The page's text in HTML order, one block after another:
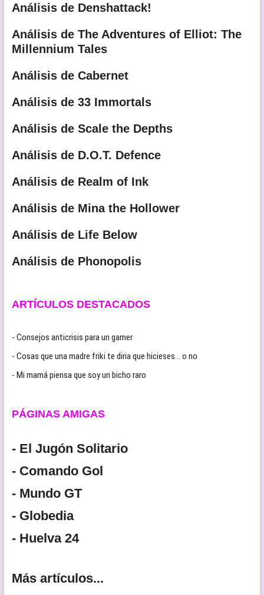
Análisis de Denshattack!
Análisis de The Adventures of Elliot: The
Millennium Tales
Análisis de Cabernet
Análisis de 33 Immortals
Análisis de Scale the Depths
Análisis de D.O.T. Defence
Análisis de Realm of Ink
Análisis de Mina the Hollower
Análisis de Life Below
Análisis de Phonopolis
ARTÍCULOS DESTACADOS
- Consejos anticrisis para un gamer
- Cosas que una madre friki te diria que hicieses… o no
- Mi mamá piensa que soy un bicho raro
PÁGINAS AMIGAS
- El Jugón Solitario
- Comando Gol
- Mundo GT
- Globedia
- Huelva 24
Más artículos...